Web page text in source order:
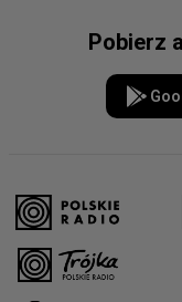
Pobierz